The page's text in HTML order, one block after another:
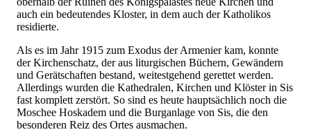
auch ein bedeutendes Kloster, in dem auch der Katholikos
residierte.
Als es im Jahr 1915 zum Exodus der Armenier kam, konnte
der Kirchenschatz, der aus liturgischen Büchern, Gewändern
und Gerätschaften bestand, weitestgehend gerettet werden.
Allerdings wurden die Kathedralen, Kirchen und Klöster in Sis
fast komplett zerstört. So sind es heute hauptsächlich noch die
Moschee Hoskadem und die Burganlage von Sis, die den
besonderen Reiz des Ortes ausmachen.